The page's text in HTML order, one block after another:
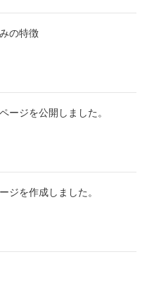
の特徴
ージを公開しました。
ジを作成しました。